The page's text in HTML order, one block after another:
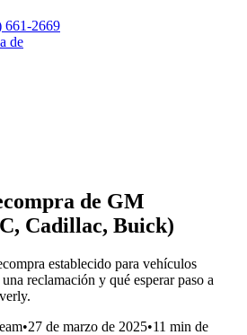
661-2669
de
de GM
Cadillac, Buick)
establecido para vehículos
reclamación y qué esperar paso a
•27 de marzo de 2025•11 min de